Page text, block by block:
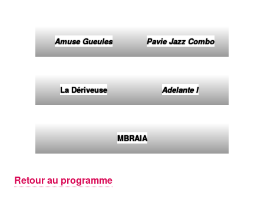
Amuse Gueules Pavie Jazz Combo
La Dériveuse Adelantel
MBRAIA
Retour au programme